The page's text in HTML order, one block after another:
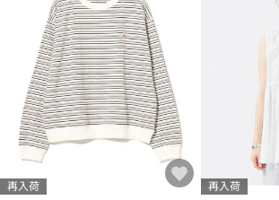
再入荷 再入荷